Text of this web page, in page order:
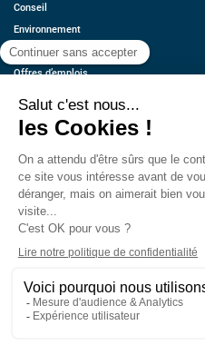
Conseil
Environnement
Économie
Offres d’emplois
Contact
Estimez votre voiture
Mentions légales
CGU